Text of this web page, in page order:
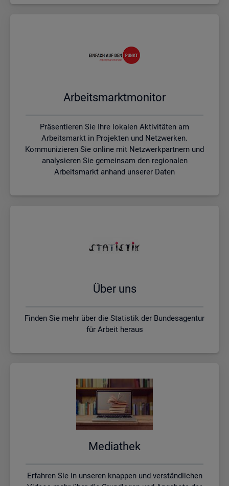
Ar­beits­markt­mo­ni­tor
Präsentieren Sie Ihre lokalen Aktivitäten am
Arbeitsmarkt in Projekten und Netzwerken.
Kommunizieren Sie online mit Netzwerkpartnern und
analysieren Sie gemeinsam den regionalen
Arbeitsmarkt anhand unserer Daten
Über uns
Finden Sie mehr über die Statistik der Bundesagentur
für Arbeit heraus
Me­dia­thek
Erfahren Sie in unseren knappen und verständlichen